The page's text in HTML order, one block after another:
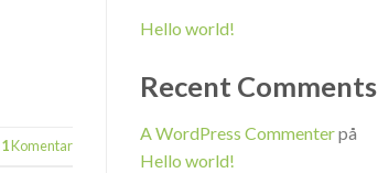
1Komentar
Hello world!
Recent Comments
A WordPress Commenterpå
Hello world!